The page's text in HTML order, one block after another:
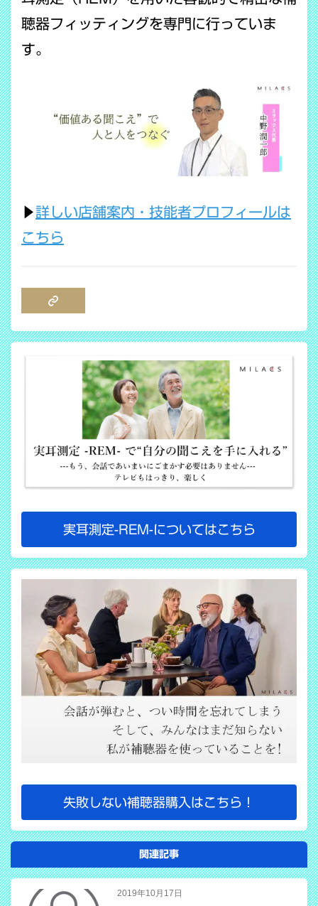
聴器フィッティングを専門に行っていま
す。
▶詳しい店舗案内・技能者プロフィールは
こちら
実耳測定-REM-についてはこちら
失敗しない補聴器購入はこちら！
関連記事
2019年10月17日